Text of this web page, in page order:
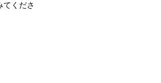
てくださ